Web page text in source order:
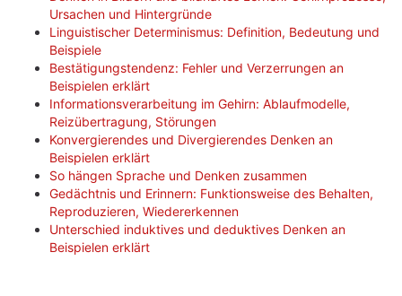
Ursachen und Hintergründe
Linguistischer Determinismus: Definition, Bedeutung und
Beispiele
Bestätigungstendenz: Fehler und Verzerrungen an
Beispielen erklärt
Informationsverarbeitung im Gehirn: Ablaufmodelle,
Reizübertragung, Störungen
Konvergierendes und Divergierendes Denken an
Beispielen erklärt
So hängen Sprache und Denken zusammen
Gedächtnis und Erinnern: Funktionsweise des Behalten,
Reproduzieren, Wiedererkennen
Unterschied induktives und deduktives Denken an
Beispielen erklärt